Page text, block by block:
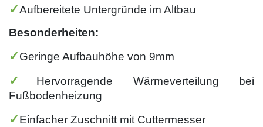
✓Aufbereitete Untergründe im Altbau
Besonderheiten:
✓Geringe Aufbauhöhe von 9mm
✓
Hervorragende Wärmeverteilung bei
Fußbodenheizung
✓Einfacher Zuschnitt mit Cuttermesser